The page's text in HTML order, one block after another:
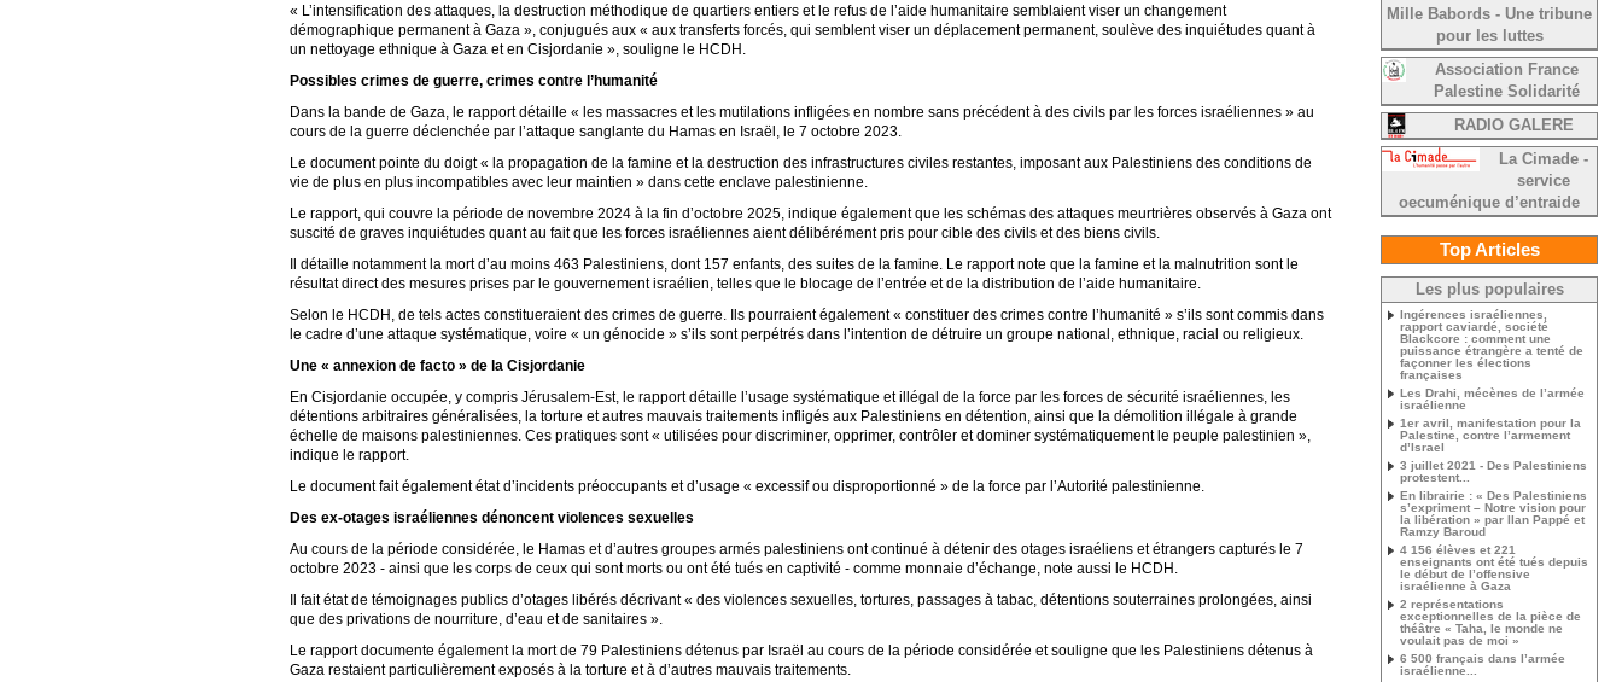
« L’intensification des attaques, la destruction méthodique de quartiers entiers et le refus de l’aide humanitaire semblaient viser un changement
démographique permanent à Gaza », conjugués aux « aux transferts forcés, qui semblent viser un déplacement permanent, soulève des inquiétudes quant à
un nettoyage ethnique à Gaza et en Cisjordanie », souligne le HCDH.
Possibles crimes de guerre, crimes contre l’humanité
Dans la bande de Gaza, le rapport détaille « les massacres et les mutilations infligées en nombre sans précédent à des civils par les forces israéliennes » au
cours de la guerre déclenchée par l’attaque sanglante du Hamas en Israël, le 7 octobre 2023.
Le document pointe du doigt « la propagation de la famine et la destruction des infrastructures civiles restantes, imposant aux Palestiniens des conditions de
vie de plus en plus incompatibles avec leur maintien » dans cette enclave palestinienne.
Le rapport, qui couvre la période de novembre 2024 à la fin d’octobre 2025, indique également que les schémas des attaques meurtrières observés à Gaza ont
suscité de graves inquiétudes quant au fait que les forces israéliennes aient délibérément pris pour cible des civils et des biens civils.
Il détaille notamment la mort d’au moins 463 Palestiniens, dont 157 enfants, des suites de la famine. Le rapport note que la famine et la malnutrition sont le
résultat direct des mesures prises par le gouvernement israélien, telles que le blocage de l’entrée et de la distribution de l’aide humanitaire.
Selon le HCDH, de tels actes constitueraient des crimes de guerre. Ils pourraient également « constituer des crimes contre l’humanité » s’ils sont commis dans
le cadre d’une attaque systématique, voire « un génocide » s’ils sont perpétrés dans l’intention de détruire un groupe national, ethnique, racial ou religieux.
Une « annexion de facto » de la Cisjordanie
En Cisjordanie occupée, y compris Jérusalem-Est, le rapport détaille l’usage systématique et illégal de la force par les forces de sécurité israéliennes, les
détentions arbitraires généralisées, la torture et autres mauvais traitements infligés aux Palestiniens en détention, ainsi que la démolition illégale à grande
échelle de maisons palestiniennes. Ces pratiques sont « utilisées pour discriminer, opprimer, contrôler et dominer systématiquement le peuple palestinien »,
indique le rapport.
Le document fait également état d’incidents préoccupants et d’usage « excessif ou disproportionné » de la force par l’Autorité palestinienne.
Des ex-otages israéliennes dénoncent violences sexuelles
Au cours de la période considérée, le Hamas et d’autres groupes armés palestiniens ont continué à détenir des otages israéliens et étrangers capturés le 7
octobre 2023 - ainsi que les corps de ceux qui sont morts ou ont été tués en captivité - comme monnaie d’échange, note aussi le HCDH.
Il fait état de témoignages publics d’otages libérés décrivant « des violences sexuelles, tortures, passages à tabac, détentions souterraines prolongées, ainsi
que des privations de nourriture, d’eau et de sanitaires ».
Le rapport documente également la mort de 79 Palestiniens détenus par Israël au cours de la période considérée et souligne que les Palestiniens détenus à
Gaza restaient particulièrement exposés à la torture et à d’autres mauvais traitements.
Mille Babords - Une tribune
pour les luttes
Association France
Palestine Solidarité
RADIO GALERE
La Cimade -
service
oecuménique d’entraide
Top Articles
Les plus populaires
Ingérences israéliennes,
rapport caviardé, société
Blackcore : comment une
puissance étrangère a tenté de
façonner les élections
françaises
Les Drahi, mécènes de l’armée
israélienne
1er avril, manifestation pour la
Palestine, contre l’armement
d’Israel
3 juillet 2021 - Des Palestiniens
protestent...
En librairie : « Des Palestiniens
s’expriment – Notre vision pour
la libération » par Ilan Pappé et
Ramzy Baroud
4 156 élèves et 221
enseignants ont été tués depuis
le début de l’offensive
israélienne à Gaza
2 représentations
exceptionnelles de la pièce de
théâtre « Taha, le monde ne
voulait pas de moi »
6 500 français dans l’armée
israélienne...